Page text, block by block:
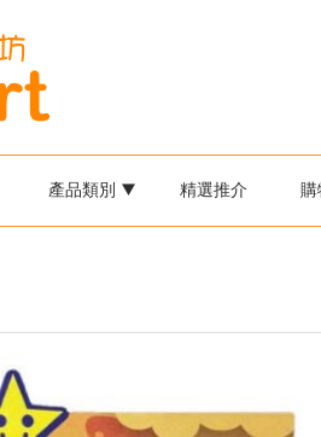
產品類別 精選推介 購